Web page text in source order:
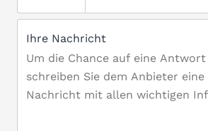
Ihre Nachricht